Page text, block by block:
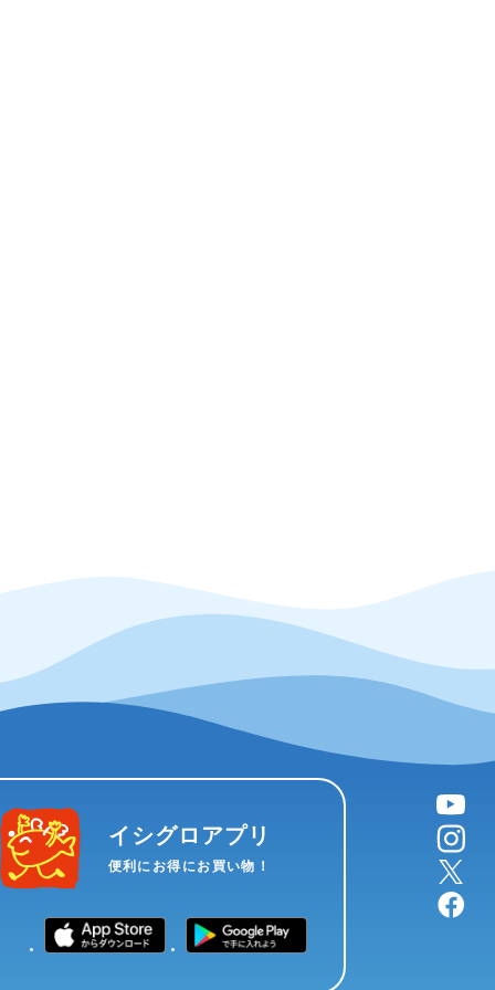
イシグロアプリ
便利にお得にお買い物！
YouTube
instagram
X
facebook